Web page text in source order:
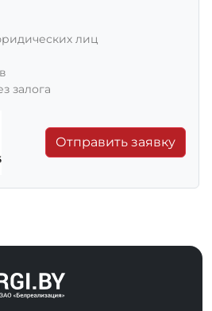
лиц
залога
Отправить заявку